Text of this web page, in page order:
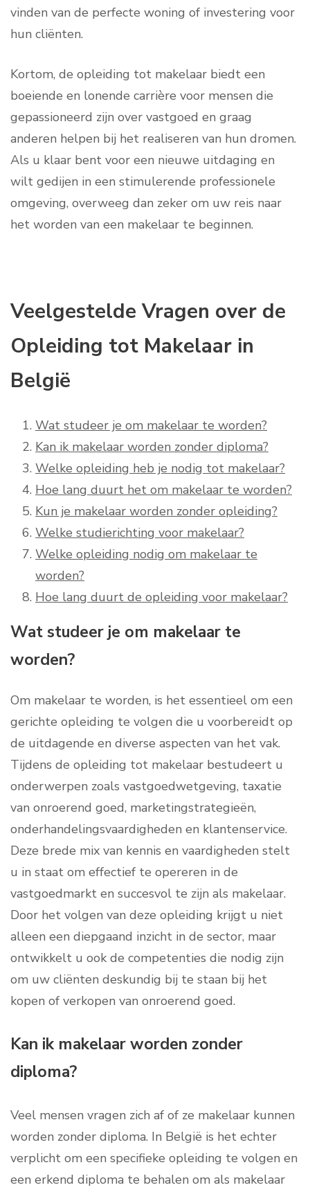
vinden van de perfecte woning of investering voor
hun cliënten.
Kortom, de opleiding tot makelaar biedt een
boeiende en lonende carrière voor mensen die
gepassioneerd zijn over vastgoed en graag
anderen helpen bij het realiseren van hun dromen.
Als u klaar bent voor een nieuwe uitdaging en
wilt gedijen in een stimulerende professionele
omgeving, overweeg dan zeker om uw reis naar
het worden van een makelaar te beginnen.
Veelgestelde Vragen over de
Opleiding tot Makelaar in
België
Wat studeer je om makelaar te worden?
Kan ik makelaar worden zonder diploma?
Welke opleiding heb je nodig tot makelaar?
Hoe lang duurt het om makelaar te worden?
Kun je makelaar worden zonder opleiding?
Welke studierichting voor makelaar?
Welke opleiding nodig om makelaar te
worden?
Hoe lang duurt de opleiding voor makelaar?
Wat studeer je om makelaar te
worden?
Om makelaar te worden, is het essentieel om een
gerichte opleiding te volgen die u voorbereidt op
de uitdagende en diverse aspecten van het vak.
Tijdens de opleiding tot makelaar bestudeert u
onderwerpen zoals vastgoedwetgeving, taxatie
van onroerend goed, marketingstrategieën,
onderhandelingsvaardigheden en klantenservice.
Deze brede mix van kennis en vaardigheden stelt
u in staat om effectief te opereren in de
vastgoedmarkt en succesvol te zijn als makelaar.
Door het volgen van deze opleiding krijgt u niet
alleen een diepgaand inzicht in de sector, maar
ontwikkelt u ook de competenties die nodig zijn
om uw cliënten deskundig bij te staan bij het
kopen of verkopen van onroerend goed.
Kan ik makelaar worden zonder
diploma?
Veel mensen vragen zich af of ze makelaar kunnen
worden zonder diploma. In België is het echter
verplicht om een specifieke opleiding te volgen en
een erkend diploma te behalen om als makelaar